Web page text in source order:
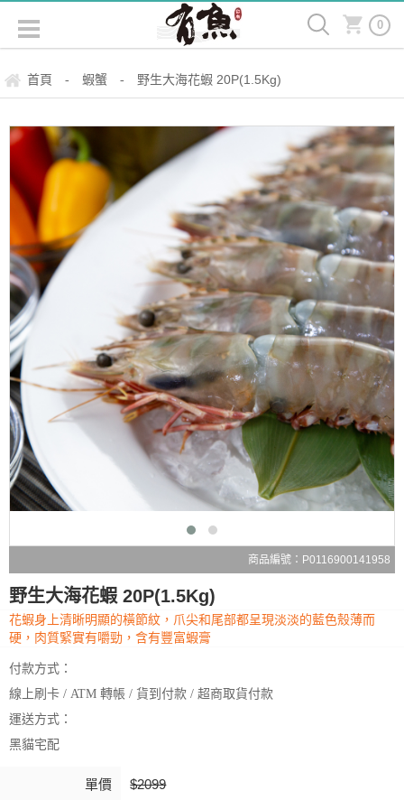
0
首頁 - 蝦蟹 - 野生大海花蝦 20P(1.5Kg)
商品編號：P0116900141958
野生大海花蝦 20P(1.5Kg)
花蝦身上清晰明顯的橫節紋，爪尖和尾部都呈現淡淡的藍色殼薄而
硬，肉質緊實有嚼勁，含有豐富蝦膏
付款方式：
線上刷卡 / ATM 轉帳 / 貨到付款 / 超商取貨付款
運送方式：
黑貓宅配
單價 $2099